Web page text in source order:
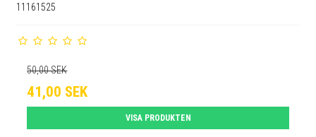
11161525
50,00 SEK
41,00 SEK
VISA PRODUKTEN